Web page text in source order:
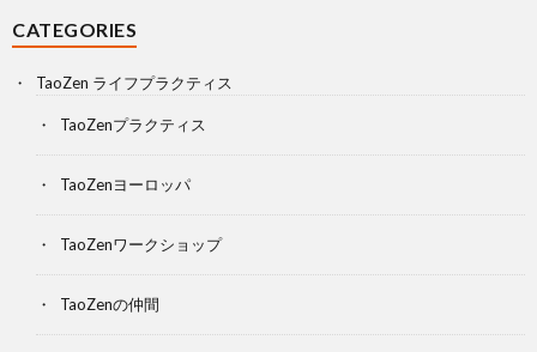
CATEGORIES
TaoZen ライフプラクティス
TaoZenプラクティス
TaoZenヨーロッパ
TaoZenワークショップ
TaoZenの仲間